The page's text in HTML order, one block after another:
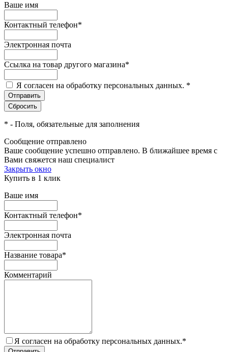
Ваше имя
Контактный телефон*
Электронная почта
Ссылка на товар другого магазина*
Я согласен на обработку персональных данных. *
* - Поля, обязательные для заполнения
Сообщение отправлено
Ваше сообщение успешно отправлено. В ближайшее время с
Вами свяжется наш специалист
Закрыть окно
Купить в 1 клик
Ваше имя
Контактный телефон*
Электронная почта
Название товара*
Комментарий
Я согласен на обработку персональных данных.*